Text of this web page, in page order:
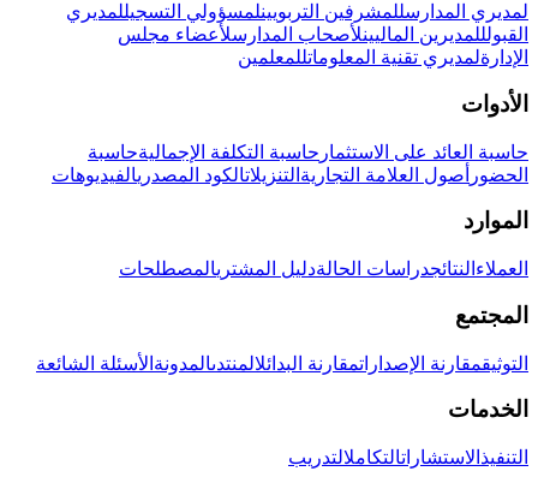
لمديري المدارسللمشرفين التربويينلمسؤولي التسجيللمديري
القبولللمديرين الماليينلأصحاب المدارسلأعضاء مجلس
الإدارةلمديري تقنية المعلوماتللمعلمين
الأدوات
حاسبة العائد على الاستثمار حاسبة التكلفة الإجماليةحاسبة
الحضور أصول العلامة التجارية التنزيلاتالكود المصدريالفيديوهات
الموارد
العملاء النتائجدراسات الحالةدليل المشتريالمصطلحات
المجتمع
التوثيقمقارنة الإصداراتمقارنة البدائلالمنتدىالمدونة الأسئلة الشائعة
الخدمات
التنفيذ الاستشاراتالتكاملالتدريب